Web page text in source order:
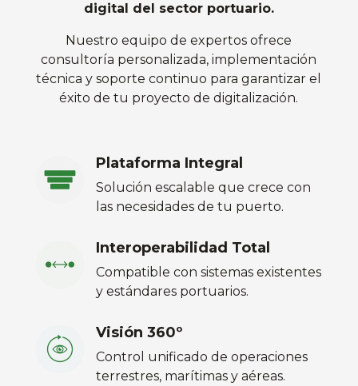
digital del sector portuario.
Nuestro equipo de expertos ofrece
consultoría personalizada, implementación
técnica y soporte continuo para garantizar el
éxito de tu proyecto de digitalización.
Plataforma Integral
Solución escalable que crece con
las necesidades de tu puerto.
Interoperabilidad Total
Compatible con sistemas existentes
y estándares portuarios.
Visión 360º
Control unificado de operaciones
terrestres, marítimas y aéreas.